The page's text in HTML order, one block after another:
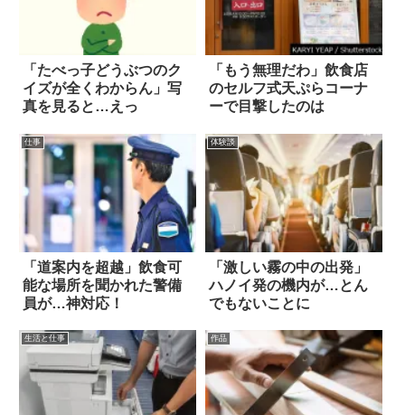
「たべっ子どうぶつのク
イズが全くわからん」写
真を見ると…えっ
「もう無理だわ」飲食店
のセルフ式天ぷらコーナ
ーで目撃したのは
仕事
「道案内を超越」飲食可
能な場所を聞かれた警備
員が…神対応！
体験談
「激しい霧の中の出発」
ハノイ発の機内が…とん
でもないことに
生活と仕事 作品